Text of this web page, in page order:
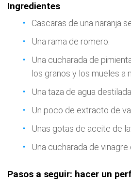
Ingredientes
Cascaras de una naranja
Una rama de romero.
Una cucharada de
los granos y los mueles a
Una taza de agua destilada.
Un poco de extracto de
Unas gotas de aceite de
Una cucharada de vinagre
Pasos a seguir: hacer un